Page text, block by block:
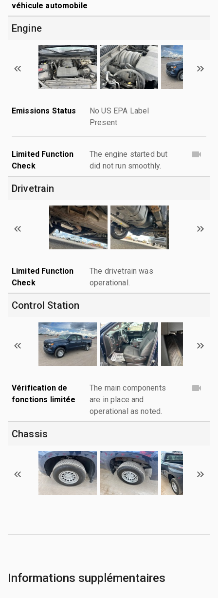
véhicule automobile
Engine
Emissions Status
No US EPA Label
Present
Limited Function
Check
The engine started but
did not run smoothly.
Drivetrain
Limited Function
Check
The drivetrain was
operational.
Control Station
Vérification de
fonctions limitée
The main components
are in place and
operational as noted.
Chassis
Informations supplémentaires